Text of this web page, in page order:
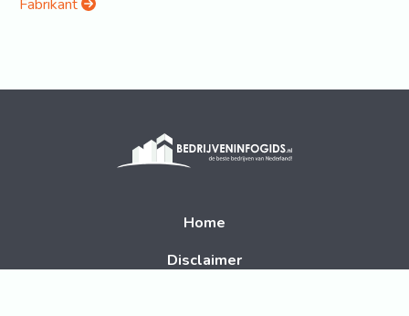
Fabrikant
Home
Disclaimer